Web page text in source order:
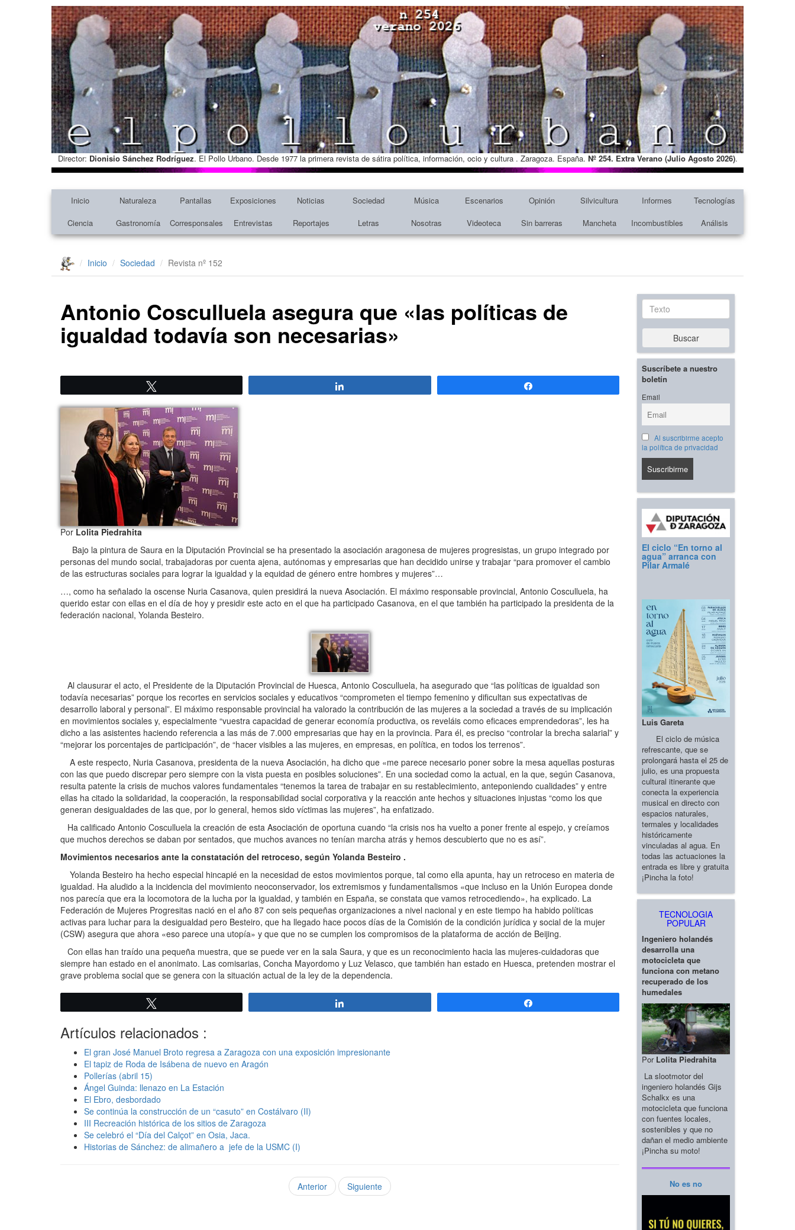
Director: Dionisio Sánchez Rodríguez. El Pollo Urbano. Desde 1977 la primera revista de sátira política, información, ocio y cultura . Zaragoza. España. Nº 254. Extra Verano (Julio Agosto 2026).
Inicio Naturaleza Pantallas Exposiciones Noticias Sociedad Música Escenarios Opinión Silvicultura Informes
Tecnologías
Ciencia
Gastronomía Corresponsales Entrevistas Reportajes Letras Nosotras Videoteca Sin barreras Mancheta Incombustibles Análisis
Inicio Sociedad Revista nº 152
Antonio Cosculluela asegura que «las políticas de
igualdad todavía son necesarias»
PorLolita Piedrahita
Bajo la pintura de Saura en la Diputación Provincial se ha presentado la asociación aragonesa de mujeres progresistas, un grupo integrado por
personas del mundo social, trabajadoras por cuenta ajena, autónomas y empresarias que han decidido unirse y trabajar “para promover el cambio
de las estructuras sociales para lograr la igualdad y la equidad de género entre hombres y mujeres”…
…, como ha señalado la oscense Nuria Casanova, quien presidirá la nueva Asociación. El máximo responsable provincial, Antonio Cosculluela, ha
querido estar con ellas en el día de hoy y presidir este acto en el que ha participado Casanova, en el que también ha participado la presidenta de la
federación nacional, Yolanda Besteiro.
Al clausurar el acto, el Presidente de la Diputación Provincial de Huesca, Antonio Cosculluela, ha asegurado que “las políticas de igualdad son
todavía necesarias” porque los recortes en servicios sociales y educativos “comprometen el tiempo femenino y dificultan sus expectativas de
desarrollo laboral y personal”. El máximo responsable provincial ha valorado la contribución de las mujeres a la sociedad a través de su implicación
en movimientos sociales y, especialmente “vuestra capacidad de generar economía productiva, os reveláis como eficaces emprendedoras”, les ha
dicho a las asistentes haciendo referencia a las más de 7.000 empresarias que hay en la provincia. Para él, es preciso “controlar la brecha salarial” y
“mejorar los porcentajes de participación”, de “hacer visibles a las mujeres, en empresas, en política, en todos los terrenos”.
A este respecto, Nuria Casanova, presidenta de la nueva Asociación, ha dicho que «me parece necesario poner sobre la mesa aquellas posturas
con las que puedo discrepar pero siempre con la vista puesta en posibles soluciones”. En una sociedad como la actual, en la que, según Casanova,
resulta patente la crisis de muchos valores fundamentales “tenemos la tarea de trabajar en su restablecimiento, anteponiendo cualidades” y entre
ellas ha citado la solidaridad, la cooperación, la responsabilidad social corporativa y la reacción ante hechos y situaciones injustas “como los que
generan desigualdades de las que, por lo general, hemos sido víctimas las mujeres”, ha enfatizado.
Ha calificado Antonio Cosculluela la creación de esta Asociación de oportuna cuando “la crisis nos ha vuelto a poner frente al espejo, y creíamos
que muchos derechos se daban por sentados, que muchos avances no tenían marcha atrás y hemos descubierto que no es así”.
Movimientos necesarios ante la constatación del retroceso, según Yolanda Besteiro .
Yolanda Besteiro ha hecho especial hincapié en la necesidad de estos movimientos porque, tal como ella apunta, hay un retroceso en materia de
igualdad. Ha aludido a la incidencia del movimiento neoconservador, los extremismos y fundamentalismos «que incluso en la Unión Europea donde
nos parecía que era la locomotora de la lucha por la igualdad, y también en España, se constata que vamos retrocediendo», ha explicado. La
Federación de Mujeres Progresitas nació en el año 87 con seis pequeñas organizaciones a nivel nacional y en este tiempo ha habido políticas
activas para luchar para la desigualdad pero Besteiro, que ha llegado hace pocos días de la Comisión de la condición jurídica y social de la mujer
(CSW) asegura que ahora «eso parece una utopía» y que que no se cumplen los compromisos de la plataforma de acción de Beijing.
Con ellas han traído una pequeña muestra, que se puede ver en la sala Saura, y que es un reconocimiento hacia las mujeres-cuidadoras que
siempre han estado en el anonimato. Las comisarias, Concha Mayordomo y Luz Velasco, que también han estado en Huesca, pretenden mostrar el
grave problema social que se genera con la situación actual de la ley de la dependencia.
Artículos relacionados :
El gran José Manuel Broto regresa a Zaragoza con una exposición impresionante
El tapiz de Roda de Isábena de nuevo en Aragón
Pollerías (abril 15)
Ángel Guinda: llenazo en La Estación
El Ebro, desbordado
Se continúa la construcción de un “casuto” en Costálvaro (II)
III Recreación histórica de los sitios de Zaragoza
Se celebró el “Día del Calçot” en Osia, Jaca.
Historias de Sánchez: de alimañero a jefe de la USMC (I)
Anterior Siguiente
Texto
Buscar
Suscríbete a nuestro
boletín
Email
Al suscribirme acepto
la política de privacidad
El ciclo “En torno al
agua” arranca con
Pilar Armalé
Luis Gareta
El ciclo de música
refrescante, que se
prolongará hasta el 25 de
julio, es una propuesta
cultural itinerante que
conecta la experiencia
musical en directo con
espacios naturales,
termales y localidades
históricamente
vinculadas al agua. En
todas las actuaciones la
entrada es libre y gratuita
¡Pincha la foto!
TECNOLOGIA
POPULAR
Ingeniero holandés
desarrolla una
motocicleta que
funciona con metano
recuperado de los
humedales
Por Lolita Piedrahita
La slootmotor del
ingeniero holandés Gijs
Schalkx es una
motocicleta que funciona
con fuentes locales,
sostenibles y que no
dañan el medio ambiente
¡Pincha su moto!
No es no